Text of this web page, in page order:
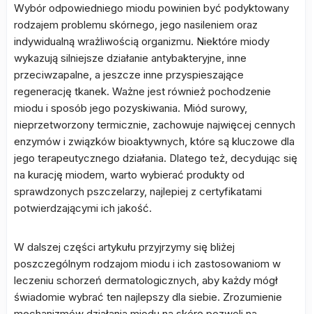
Wybór odpowiedniego miodu powinien być podyktowany
rodzajem problemu skórnego, jego nasileniem oraz
indywidualną wrażliwością organizmu. Niektóre miody
wykazują silniejsze działanie antybakteryjne, inne
przeciwzapalne, a jeszcze inne przyspieszające
regenerację tkanek. Ważne jest również pochodzenie
miodu i sposób jego pozyskiwania. Miód surowy,
nieprzetworzony termicznie, zachowuje najwięcej cennych
enzymów i związków bioaktywnych, które są kluczowe dla
jego terapeutycznego działania. Dlatego też, decydując się
na kurację miodem, warto wybierać produkty od
sprawdzonych pszczelarzy, najlepiej z certyfikatami
potwierdzającymi ich jakość.
W dalszej części artykułu przyjrzymy się bliżej
poszczególnym rodzajom miodu i ich zastosowaniom w
leczeniu schorzeń dermatologicznych, aby każdy mógł
świadomie wybrać ten najlepszy dla siebie. Zrozumienie